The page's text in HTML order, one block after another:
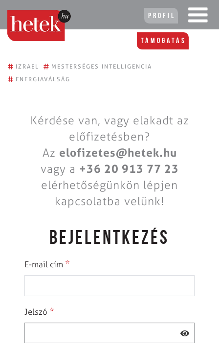
Profil
Támogatás
# IZRAEL # MESTERSÉGES INTELLIGENCIA
# ENERGIAVÁLSÁG
Kérdése van, vagy elakadt az
előfizetésben?
Az elofizetes@hetek.hu
vagy a +36 20 913 77 23
elérhetőségünkön lépjen
kapcsolatba velünk!
BEJELENTKEZÉS
E-mail cím *
Jelszó *